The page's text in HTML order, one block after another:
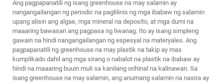
Ang pagpapanatili ng isang greenhouse na may salamin ay
nangangailangan ng periodic na paglilinis ng mga ibabaw ng salamin
upang alisin ang algae, mga mineral na deposito, at mga dumi na
maaaring bawasan ang pagpasa ng liwanag. Ito ay isang simpleng
gawain na hindi nangangailangan ng espesyal na materyales. Ang
pagpapanatili ng greenhouse na may plastik na takip ay mas
kumplikado dahil ang mga sirang o nabalot na plastik na ibabaw ay
hindi na maaaring buuin muli sa kanilang orihinal na kalinawan. Sa
isang greenhouse na may salamin, ang anumang salamin na nasira ay